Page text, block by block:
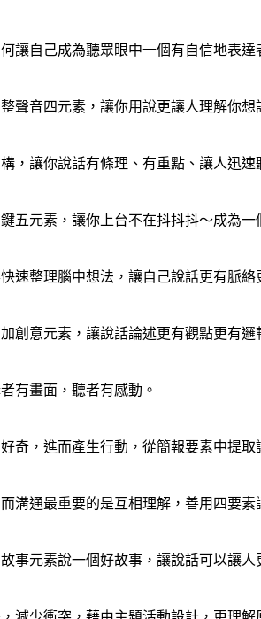
讓自己成為聽眾眼中一個有自信地表達
聲音四元素，讓你用說更讓人理解你想
，讓你說話有條理、有重點、讓人迅速
五元素，讓你上台不在抖抖抖～成為一
速整理腦中想法，讓自己說話更有脈絡
創意元素，讓說話論述更有觀點更有邏
有畫面，聽者有感動。
奇，進而產生行動，從簡報要素中提取
溝通最重要的是互相理解，善用四要素
事元素說一個好故事，讓說話可以讓人